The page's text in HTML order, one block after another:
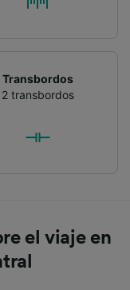
Transbordos
2 transbordos
el viaje en